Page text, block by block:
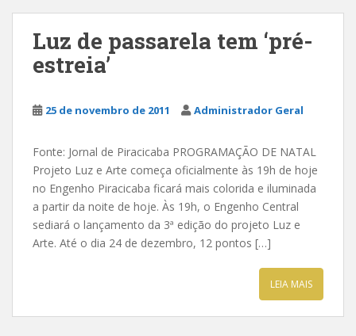
Luz de passarela tem ‘pré-
estreia’
25 de novembro de 2011 Administrador Geral
Fonte: Jornal de Piracicaba PROGRAMAÇÃO DE NATAL
Projeto Luz e Arte começa oficialmente às 19h de hoje
no Engenho Piracicaba ficará mais colorida e iluminada
a partir da noite de hoje. Às 19h, o Engenho Central
sediará o lançamento da 3ª edição do projeto Luz e
Arte. Até o dia 24 de dezembro, 12 pontos […]
LEIA MAIS